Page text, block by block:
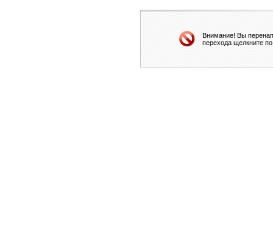
Внимание! Вы
перехода щелкните